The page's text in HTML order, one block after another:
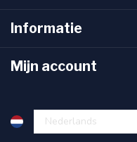
Informatie
Mijn account